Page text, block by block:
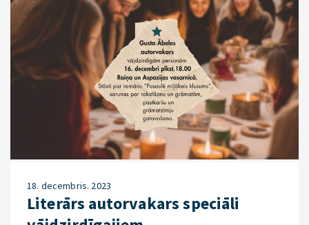
18. decembris. 2023
Literārs autorvakars speciāli